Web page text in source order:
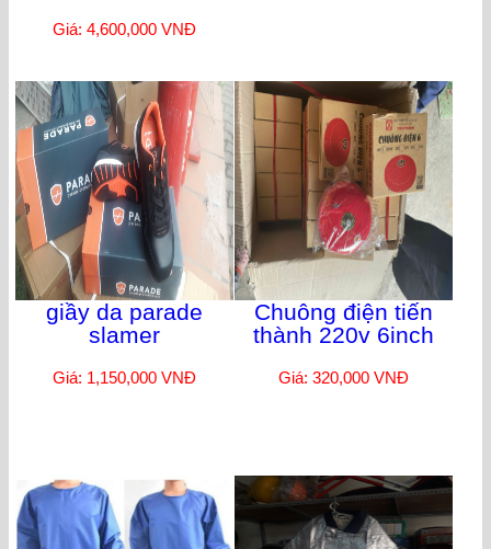
Giá: 4,600,000 VNĐ
giầy da parade
slamer
Giá: 1,150,000 VNĐ
Chuông điện tiến
thành 220v 6inch
Giá: 320,000 VNĐ